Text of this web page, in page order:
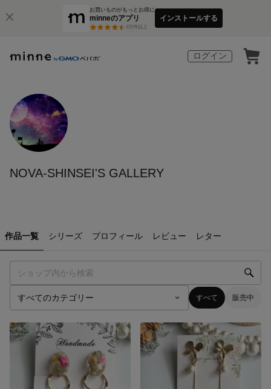
お買いものがもっとお得に
minneのアプリ
3万件以上
インストールする
ログイン
NOVA-SHINSEI'S GALLERY
作品一覧 シリーズ プロフィール レビュー レター
すべて 販売中